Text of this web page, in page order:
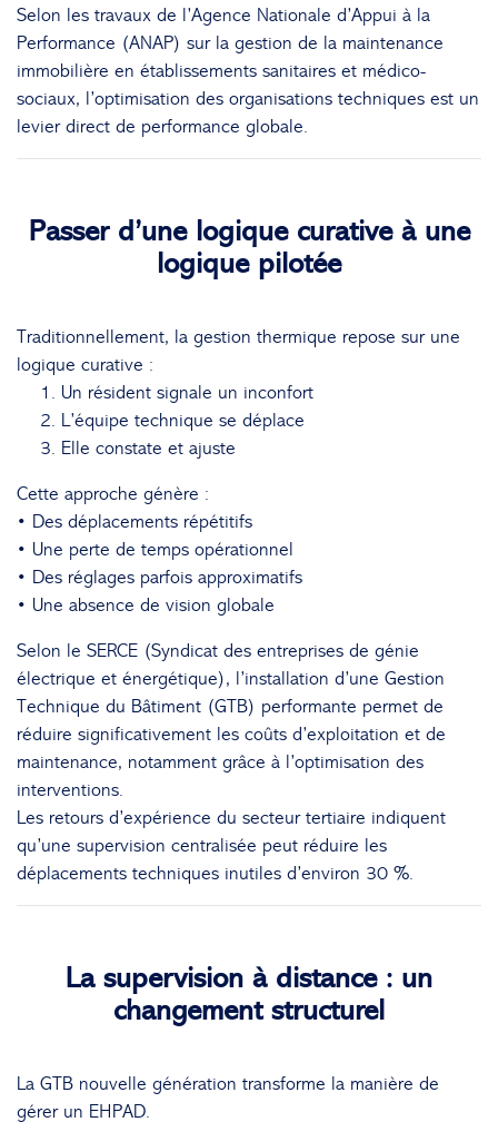
Selon les travaux de l’Agence Nationale d’Appui à la
Performance (ANAP) sur la gestion de la maintenance
immobilière en établissements sanitaires et médico-
sociaux, l’optimisation des organisations techniques est un
levier direct de performance globale.
Passer d’une logique curative à une
logique pilotée
Traditionnellement, la gestion thermique repose sur une
logique curative :
Un résident signale un inconfort
L’équipe technique se déplace
Elle constate et ajuste
Cette approche génère :
• Des déplacements répétitifs
• Une perte de temps opérationnel
• Des réglages parfois approximatifs
• Une absence de vision globale
Selon le SERCE (Syndicat des entreprises de génie
électrique et énergétique), l’installation d’une Gestion
Technique du Bâtiment (GTB) performante permet de
réduire significativement les coûts d’exploitation et de
maintenance, notamment grâce à l’optimisation des
interventions.
Les retours d’expérience du secteur tertiaire indiquent
qu’une supervision centralisée peut réduire les
déplacements techniques inutiles d’environ 30 %.
La supervision à distance : un
changement structurel
La GTB nouvelle génération transforme la manière de
gérer un EHPAD.